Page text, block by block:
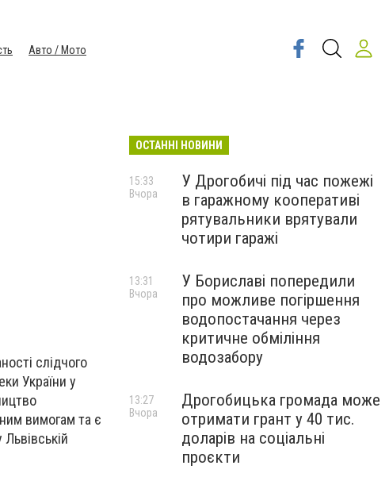
Авто / Мото
слідчого
України у
вимогам та є
Львівській
ОСТАННІ НОВИНИ
У Дрогобичі під час пожежі
в гаражному кооперативі
рятувальники врятували
чотири гаражі
15:33
Вчора
У Бориславі попередили
про можливе погіршення
водопостачання через
критичне обміління
водозабору
13:31
Вчора
Дрогобицька громада може
отримати грант у 40 тис.
доларів на соціальні
проєкти
13:27
Вчора